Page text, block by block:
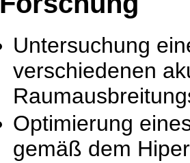
Untersuchung
verschiedenen
Optimierung
gemäß dem